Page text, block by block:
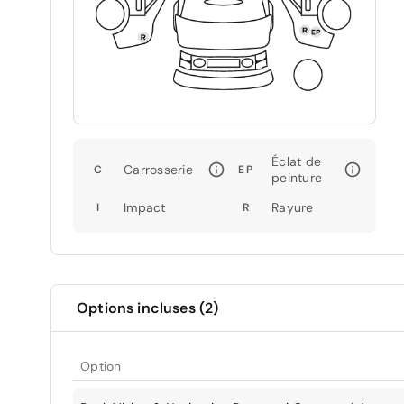
C Carrosserie EP
Éclat de
peinture
I Impact R Rayure
Options incluses (2)
Option